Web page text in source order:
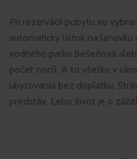
Pri rezervácii pobytu vo
automaticky lístok na
vodného parku Bešeňová
počet nocí). A to všetko v
ubytovania bez doplatku.
predstáv. Lebo život je o